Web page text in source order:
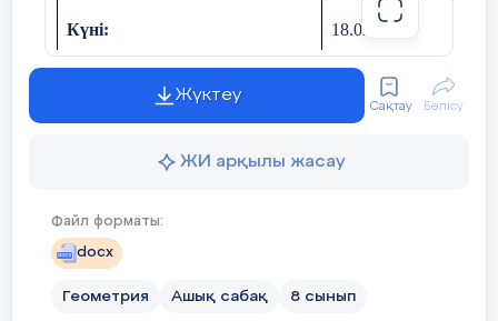
Күні: 18.02.2025
Сынып: 8-Б Қатысушылар саны:
Сабақтың тақырыбы: Төртбұрыштар мен
Оқу бағдарламасына сәйкес
оқыту мақсаттары:
Жүктеу
Сақтау Бөлісу
ЖИ арқылы жасау
Файл форматы:
docx
Геометрия Ашық сабақ 8 сынып